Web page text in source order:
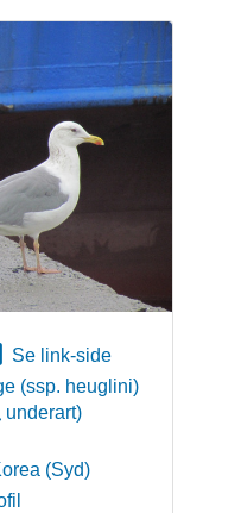
Se link-side
(ssp. heuglini)
underart)
(Syd)